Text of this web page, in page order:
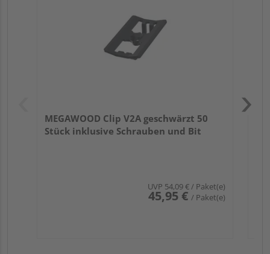
MEGAWOOD Clip V2A geschwärzt 50
Stück inklusive Schrauben und Bit
UVP 54,09 €/ Paket(e)
45,95 € / Paket(e)